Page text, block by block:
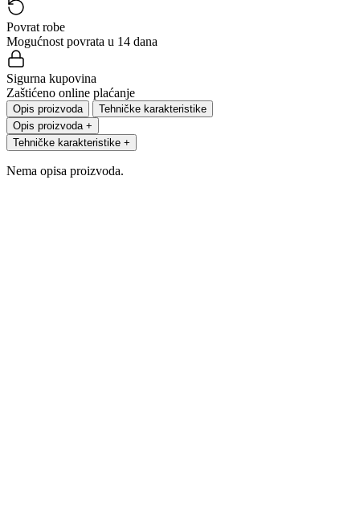
Povrat robe
Mogućnost povrata u 14 dana
Sigurna kupovina
Zaštićeno online plaćanje
Opis proizvoda
Tehničke karakteristike
Opis proizvoda +
Tehničke karakteristike +
Nema opisa proizvoda.